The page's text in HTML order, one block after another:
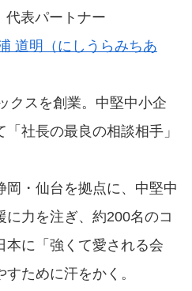
表パートナー
道明（にしうらみちあ
クスを創業。中堅中小企
社長の最良の相談相手」
岡・仙台を拠点に、中堅中
力を注ぎ、約200名のコ
本に「強くて愛される会
ために汗をかく。